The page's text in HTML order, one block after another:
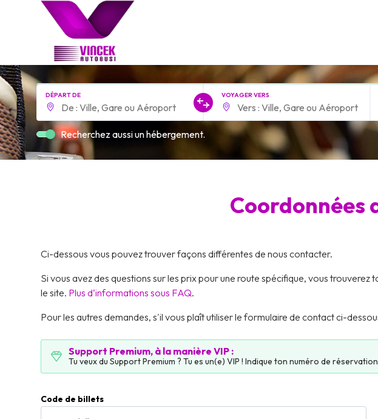
DÉPART DE VOYAGER VERS
Recherchez aussi un hébergement.
Coordonnées
Ci-dessous vous pouvez trouver façons différentes de nous contacter.
Si vous avez des questions sur les prix pour une route spécifique, vous trouverez
le site. Plus d’informations sous FAQ.
Pour les autres demandes, s'il vous plaît utiliser le formulaire de contact ci-
Support Premium, à la manière VIP :
Tu veux du Support Premium ? Tu es un(e) VIP ! Indique ton numéro de
Code de billets